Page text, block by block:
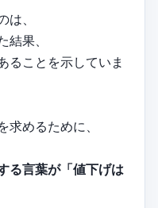
は、
果、
ることを示していま
めるために、
る言葉が「値下げは